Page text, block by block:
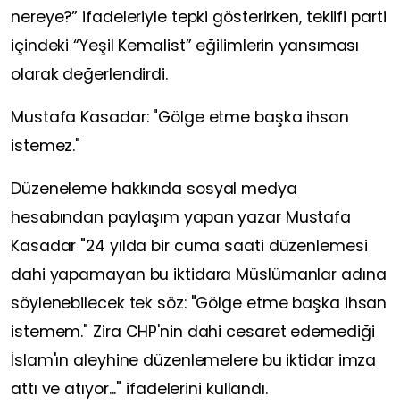
nereye?” ifadeleriyle tepki gösterirken, teklifi parti
içindeki “Yeşil Kemalist” eğilimlerin yansıması
olarak değerlendirdi.
Mustafa Kasadar: "Gölge etme başka ihsan
istemez."
Düzeneleme hakkında sosyal medya
hesabından paylaşım yapan yazar Mustafa
Kasadar "24 yılda bir cuma saati düzenlemesi
dahi yapamayan bu iktidara Müslümanlar adına
söylenebilecek tek söz: "Gölge etme başka ihsan
istemem." Zira CHP'nin dahi cesaret edemediği
İslam'ın aleyhine düzenlemelere bu iktidar imza
attı ve atıyor..." ifadelerini kullandı.